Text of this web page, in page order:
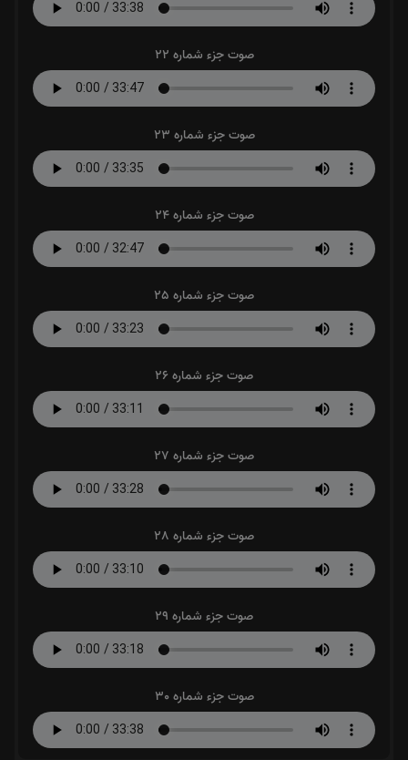
صوت جزء شماره 22
صوت جزء شماره 23
صوت جزء شماره 24
صوت جزء شماره 25
صوت جزء شماره 26
صوت جزء شماره 27
صوت جزء شماره 28
صوت جزء شماره 29
صوت جزء شماره 30